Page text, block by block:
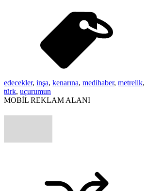
edecekler, inşa, kenarına, medihaber, metrelik,
türk, uçurumun
MOBİL REKLAM ALANI